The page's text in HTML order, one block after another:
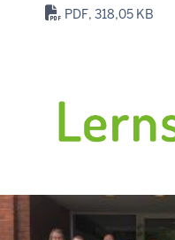
PDF, 318,05 KB